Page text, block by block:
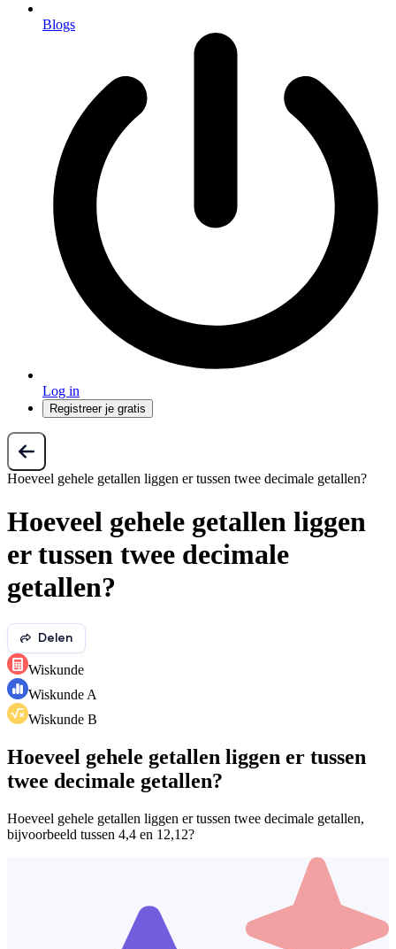
Blogs
Log in
Registreer je gratis
Hoeveel gehele getallen liggen er tussen twee decimale getallen?
Hoeveel gehele getallen liggen
er tussen twee decimale
getallen?
Delen
Wiskunde
Wiskunde A
Wiskunde B
Hoeveel gehele getallen liggen er tussen
twee decimale getallen?
Hoeveel gehele getallen liggen er tussen twee decimale getallen,
bijvoorbeeld tussen 4,4 en 12,12?